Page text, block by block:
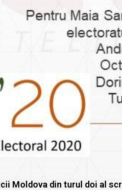
Moldova din turul doi al